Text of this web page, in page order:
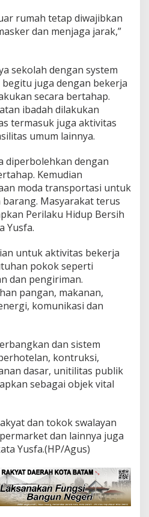
rumah tetap diwajibkan
dan menjaga jarak,”
sekolah dengan system
juga dengan bekerja
secara bertahap.
ibadah dilakukan
termasuk juga aktivitas
umum lainnya.
diperbolehkan dengan
Kemudian
moda transportasi untuk
Masyarakat terus
Perilaku Hidup Bersih
Yusfa.
untuk aktivitas bekerja
pokok seperti
dan pengiriman.
pangan, makanan,
komunikasi dan
dan sistem
kontruksi,
dasar, unitilitas publik
sebagai objek vital
dan tokok swalayan
dan lainnya juga
Yusfa.(HP/Agus)